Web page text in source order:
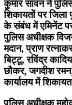
कुमार सावन ने
शिकायतों पर जिला
के संबंध में एमिनेंट
पुलिस अधीक्षक
मदान, प्राण
बिट्टू, रविंद्र
छौकर, जगदीश
कार्यालय में